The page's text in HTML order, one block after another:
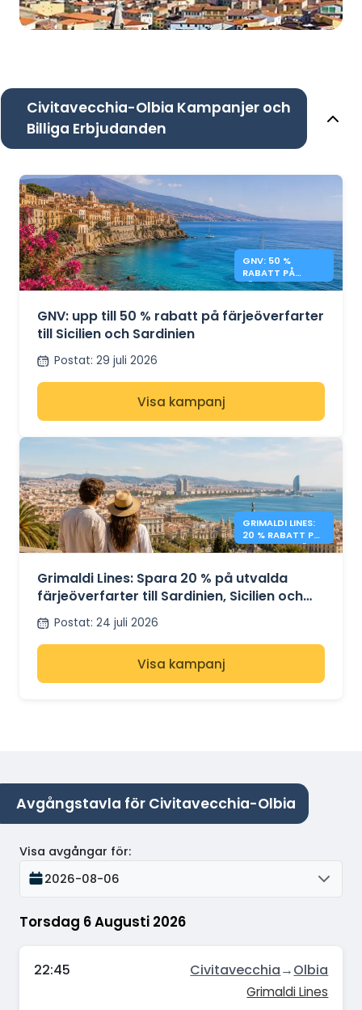
Civitavecchia-Olbia Kampanjer och
Billiga Erbjudanden
GNV: 50 %
RABATT PÅ
FÄRJOR TILL
SARDINIEN
GNV: upp till 50 % rabatt på färjeöverfarter
till Sicilien och Sardinien
Postat: 29 juli 2026
Visa kampanj
GRIMALDI LINES:
20 % RABATT PÅ
MEDELHAVSFÄRJ
Grimaldi Lines: Spara 20 % på utvalda
färjeöverfarter till Sardinien, Sicilien och
Spanien
Postat: 24 juli 2026
Visa kampanj
Avgångstavla för Civitavecchia-Olbia
Torsdag 6 Augusti 2026
Visa avgångar för:
2026-08-06
22:45 Civitavecchia→Olbia
Grimaldi Lines